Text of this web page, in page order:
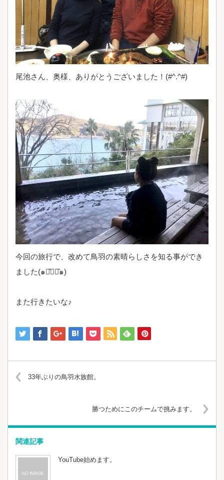
尾池さん、奥様、ありがとうございました！(#^.^#)
今回の旅行で、改めて鳥羽の素晴らしさを知る事ができ
ました(๑･̑◡･̑๑)
また行きたいな♪
33年ぶりの鳥羽水族館。
勝つためにこのチームで挑みます。
関連記事
YouTube始めます。